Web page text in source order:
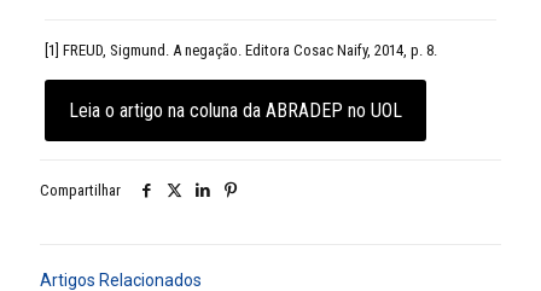
[1] FREUD, Sigmund. A negação. Editora Cosac Naify, 2014, p. 8.
Leia o artigo na coluna da ABRADEP no UOL
Compartilhar
Artigos Relacionados